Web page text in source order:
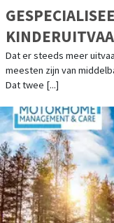
BINNEN DE
Dat er steeds meer
meesten zijn van
Dat twee [...]